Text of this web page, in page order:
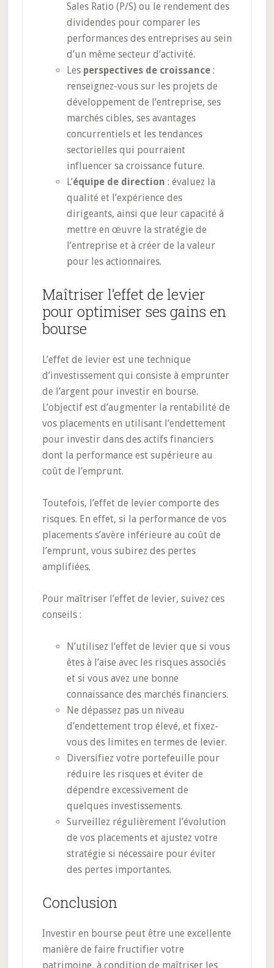
Sales Ratio (P/S) ou le rendement des
dividendes pour comparer les
performances des entreprises au sein
d’un même secteur d’activité.
Les perspectives de croissance:
renseignez-vous sur les projets de
développement de l’entreprise, ses
marchés cibles, ses avantages
concurrentiels et les tendances
sectorielles qui pourraient
influencer sa croissance future.
L’équipe de direction : évaluez la
qualité et l’expérience des
dirigeants, ainsi que leur capacité à
mettre en œuvre la stratégie de
l’entreprise et à créer de la valeur
pour les actionnaires.
Maîtriser l’effet de levier
pour optimiser ses gains en
bourse
L’effet de levier est une technique
d’investissement qui consiste à emprunter
de l’argent pour investir en bourse.
L’objectif est d’augmenter la rentabilité de
vos placements en utilisant l’endettement
pour investir dans des actifs financiers
dont la performance est supérieure au
coût de l’emprunt.
Toutefois, l’effet de levier comporte des
risques. En effet, si la performance de vos
placements s’avère inférieure au coût de
l’emprunt, vous subirez des pertes
amplifiées.
Pour maîtriser l’effet de levier, suivez ces
conseils :
N’utilisez l’effet de levier que si vous
êtes à l’aise avec les risques associés
et si vous avez une bonne
connaissance des marchés financiers.
Ne dépassez pas un niveau
d’endettement trop élevé, et fixez-
vous des limites en termes de levier.
Diversifiez votre portefeuille pour
réduire les risques et éviter de
dépendre excessivement de
quelques investissements.
Surveillez régulièrement l’évolution
de vos placements et ajustez votre
stratégie si nécessaire pour éviter
des pertes importantes.
Conclusion
Investir en bourse peut être une excellente
manière de faire fructifier votre
patrimoine, à condition de maîtriser les